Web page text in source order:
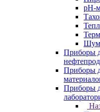
pH-
Приборы
Приборы
Приборы